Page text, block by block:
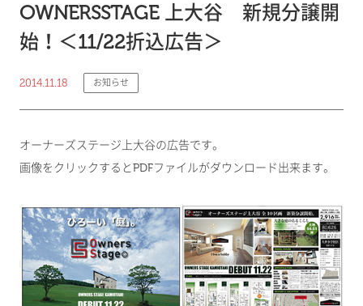
OWNERSSTAGE 上大谷 新規分譲開
始！＜11/22折込広告＞
2014.11.18 お知らせ
オーナーズステージ上大谷の広告です。
画像をクリックするとPDFファイルがダウンロード出来ます。